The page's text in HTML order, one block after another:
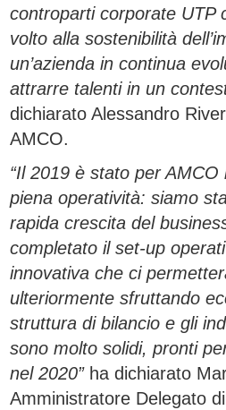
controparti corporate UTP
volto alla sostenibilità
un’azienda in continua
attrarre talenti in un
dichiarato Alessandro
AMCO.
“Il 2019 è stato per
piena operatività: siamo
rapida crescita del
completato il set-up
innovativa che ci
ulteriormente sfruttando
struttura di bilancio e gli
sono molto solidi, pronti
nel 2020” ha dichiarato
Amministratore Delegato